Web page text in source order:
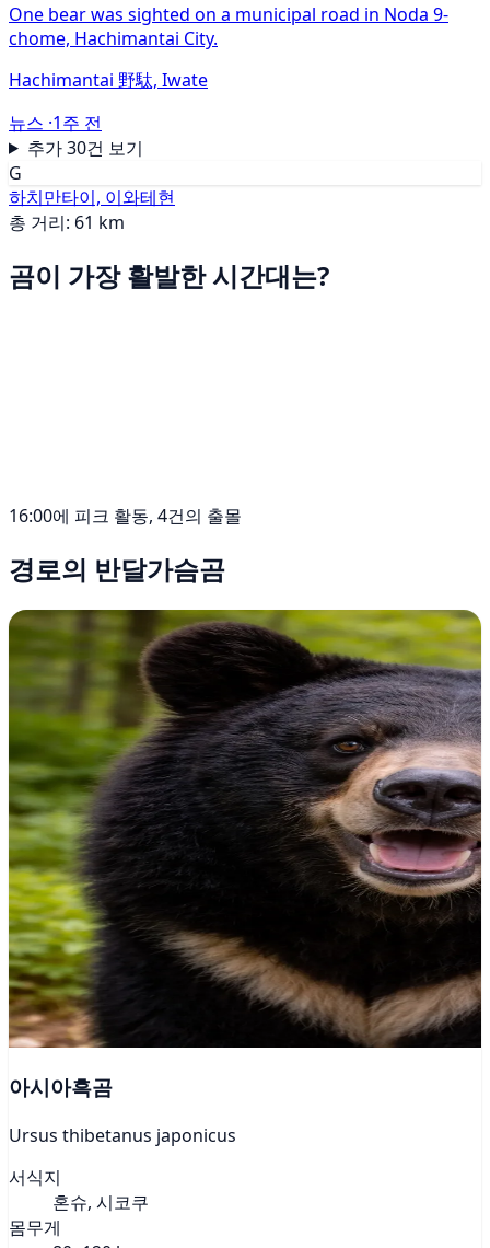
One bear was sighted on a municipal road in Noda 9-
chome, Hachimantai City.
Hachimantai 野駄, Iwate
뉴스 ·1주 전
추가 30건 보기
G
하치만타이, 이와테현
총 거리: 61 km
곰이 가장 활발한 시간대는?
16:00에 피크 활동, 4건의 출몰
경로의 반달가슴곰
아시아흑곰
Ursus thibetanus japonicus
서식지
혼슈, 시코쿠
몸무게